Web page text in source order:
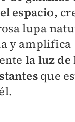
espacio,
lupa
y amplifica
la luz de
que